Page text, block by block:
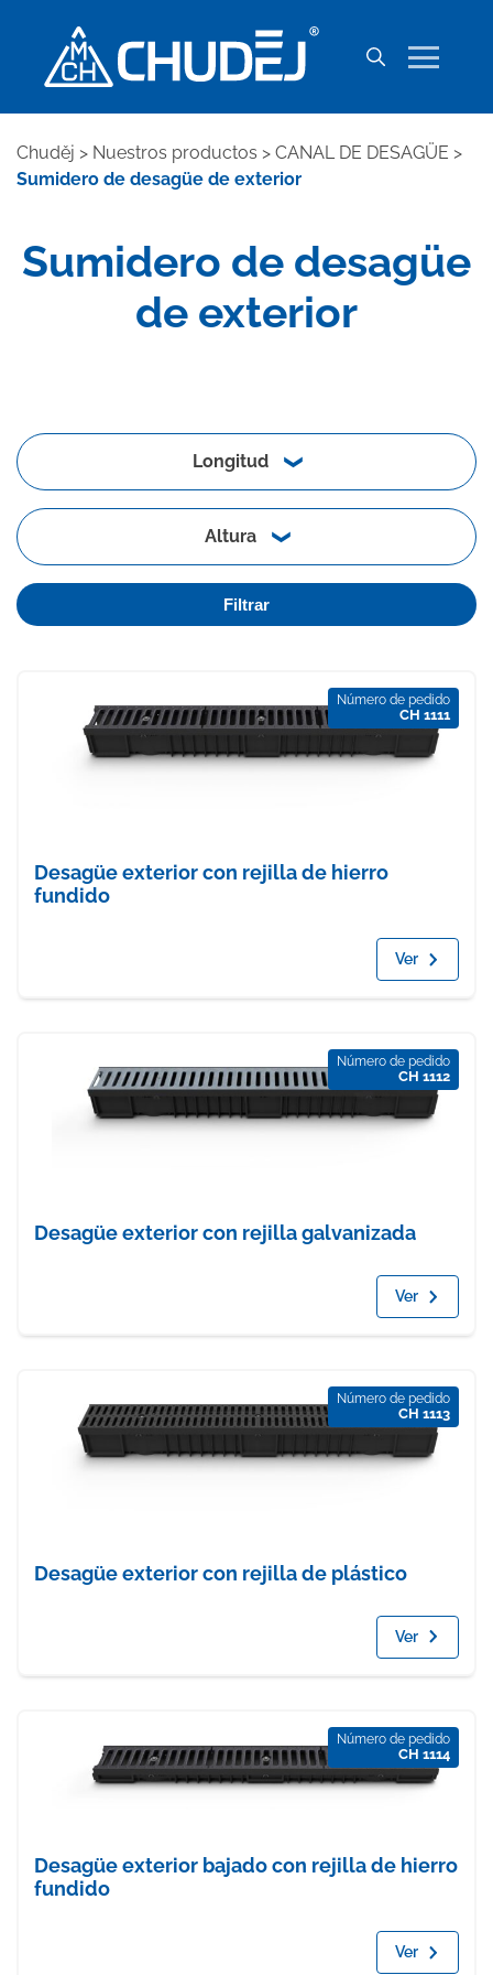
Chuděj > Nuestros productos > CANAL DE DESAGÜE >
Sumidero de desagüe de exterior
Sumidero de desagüe
de exterior
Longitud
Altura
Filtrar
Número de pedido
CH 1111
Desagüe exterior con rejilla de hierro
fundido
Ver
Número de pedido
CH 1112
Desagüe exterior con rejilla galvanizada
Ver
Número de pedido
CH 1113
Desagüe exterior con rejilla de plástico
Ver
Número de pedido
CH 1114
Desagüe exterior bajado con rejilla de hierro
fundido
Ver